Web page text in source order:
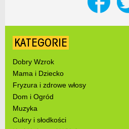
KATEGORIE
Dobry Wzrok
Mama i Dziecko
Fryzura i zdrowe włosy
Dom i Ogród
Muzyka
Cukry i słodkości